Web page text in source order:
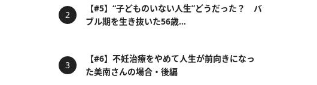
【#5】“子どものいない人生”どうだった？ バ
ブル期を生き抜いた56歳...
【#6】不妊治療をやめて人生が前向きになっ
た美南さんの場合・後編